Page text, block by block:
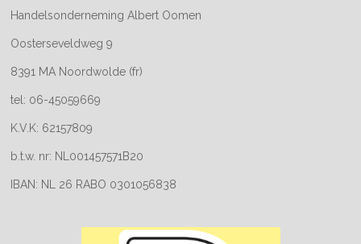
Handelsonderneming Albert Oomen
Oosterseveldweg 9
8391 MA Noordwolde (fr)
tel: 06-45059669
K.V.K: 62157809
b.t.w. nr: NL001457571B20
IBAN: NL 26 RABO 0301056838